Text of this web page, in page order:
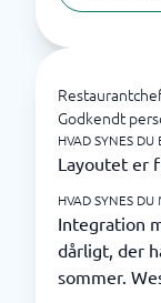
Godkendt
HVAD SYNES DU
Layoutet er
HVAD SYNES
Integration
dårligt, der
sommer.